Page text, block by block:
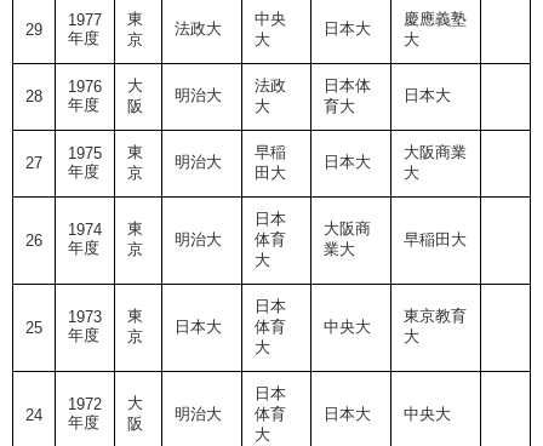
29
1977
年度
東
京
法政大
中央
大
日本大
慶應義塾
大
28
1976
年度
大
阪
明治大
法政
大
日本体
育大
日本大
27
1975
年度
東
京
明治大
早稲
田大
日本大
大阪商業
大
26
1974
年度
東
京
明治大
日本
体育
大
大阪商
業大
早稲田大
25
1973
年度
東
京
日本大
日本
体育
大
中央大
東京教育
大
24
1972
年度
大
阪
明治大
日本
体育
大
日本大 中央大